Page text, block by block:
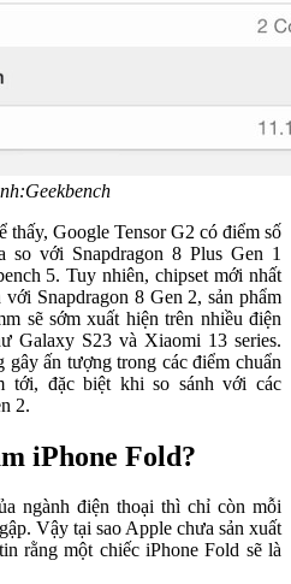
thấy, Google Tensor G2 có điểm số
so với Snapdragon 8 Plus Gen 1
5. Tuy nhiên, chipset mới nhất
Snapdragon 8 Gen 2, sản phẩm
sẽ sớm xuất hiện trên nhiều điện
Galaxy S23 và Xiaomi 13 series.
ấn tượng trong các điểm chuẩn
tới, đặc biệt khi so sánh với các
2.
iPhone Fold?
ngành điện thoại thì chỉ còn mỗi
Vậy tại sao Apple chưa sản xuất
rằng một chiếc iPhone Fold sẽ là